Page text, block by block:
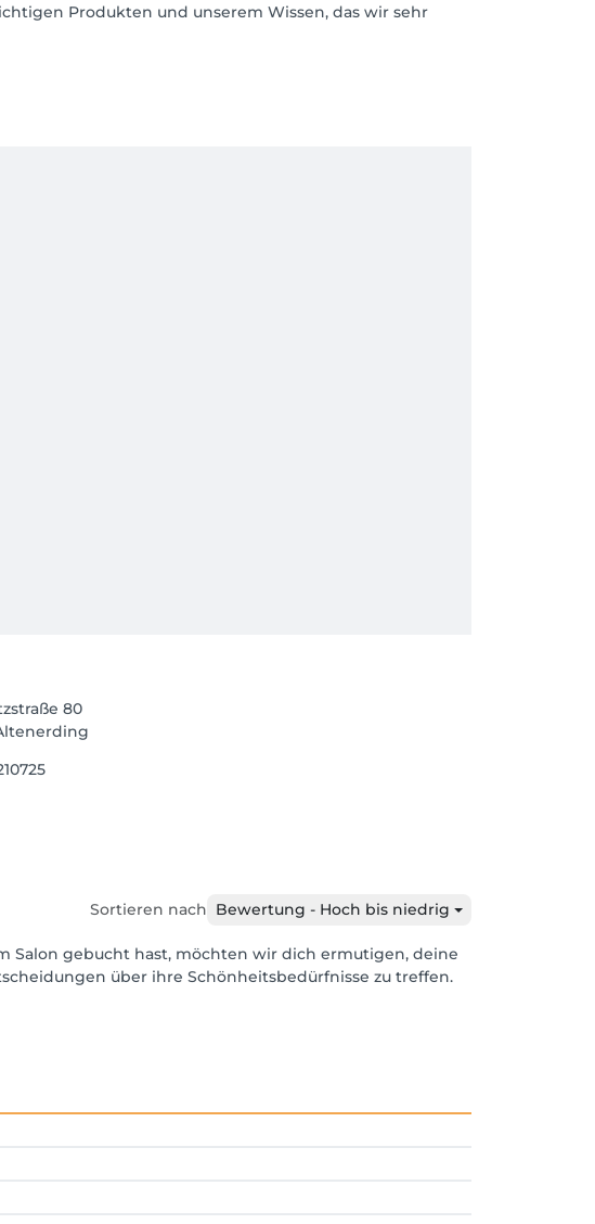
Produkten und unserem Wissen, das wir sehr
80
Sortieren nach Bewertung - Hoch bis niedrig
Salon gebucht hast, möchten wir dich ermutigen, deine
über ihre Schönheitsbedürfnisse zu treffen.